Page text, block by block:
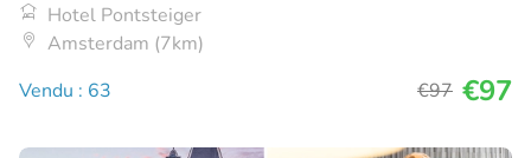
Hotel Pontsteiger
Amsterdam (7km)
Vendu : 63
€97 €97